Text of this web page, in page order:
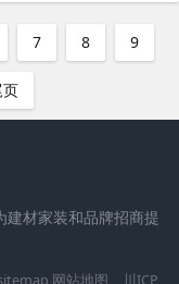
7 8 9
页
建材家装和品牌招商提
网站地图 川ICP